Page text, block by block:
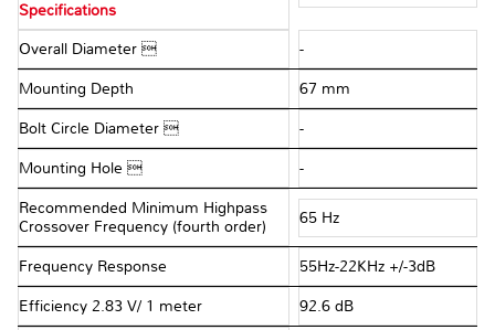
Specifications
Overall Diameter  -
Mounting Depth 67 mm
Bolt Circle Diameter  -
Mounting Hole  -
Recommended Minimum Highpass
Crossover Frequency (fourth order)
65 Hz
Frequency Response 55Hz-22KHz +/-3dB
Efficiency 2.83 V/ 1 meter 92.6 dB